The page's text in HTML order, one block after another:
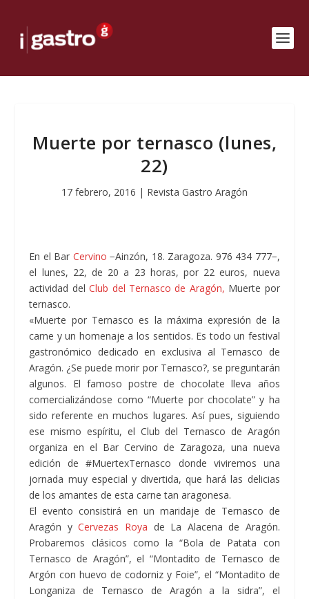
Muerte por ternasco (lunes,
22)
17 febrero, 2016 | Revista Gastro Aragón
En el Bar Cervino−Ainzón, 18. Zaragoza. 976 434 777−,
el lunes, 22, de 20 a 23 horas, por 22 euros, nueva
actividad delClub del Ternasco de Aragón, Muerte por
ternasco.
«Muerte por Ternasco es la máxima expresión de la
carne y un homenaje a los sentidos. Es todo un festival
gastronómico dedicado en exclusiva al Ternasco de
Aragón. ¿Se puede morir por Ternasco?, se preguntarán
algunos. El famoso postre de chocolate lleva años
comercializándose como “Muerte por chocolate” y ha
sido referente en muchos lugares. Así pues, siguiendo
ese mismo espíritu, el Club del Ternasco de Aragón
organiza en el Bar Cervino de Zaragoza, una nueva
edición de #MuertexTernasco donde viviremos una
jornada muy especial y divertida, que hará las delicias
de los amantes de esta carne tan aragonesa.
El evento consistirá en un maridaje de Ternasco de
Aragón yCervezas Roya de La Alacena de Aragón.
Probaremos clásicos como la “Bola de Patata con
Ternasco de Aragón”, el “Montadito de Ternasco de
Argón con huevo de codorniz y Foie”, el “Montadito de
Longaniza de Ternasco de Aragón a la sidra”, el